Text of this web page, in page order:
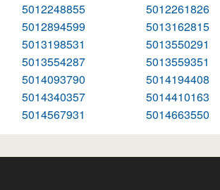
5012248855
5012261826
5012894599
5013162815
5013198531
5013550291
5013554287
5013559351
5014093790
5014194408
5014340357
5014410163
5014567931 5014663550